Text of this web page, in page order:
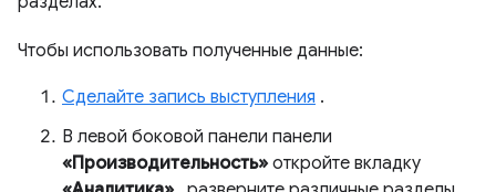
Чтобы использовать полученные данные:
Сделайте запись выступления .
В левой боковой панели панели
«Производительность» откройте вкладку